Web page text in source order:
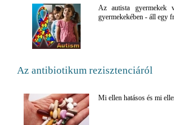
Az autista gyermekek
gyermekekében - áll egy
Az antibiotikum rezisztenciáról
Mi ellen hatásos és mi